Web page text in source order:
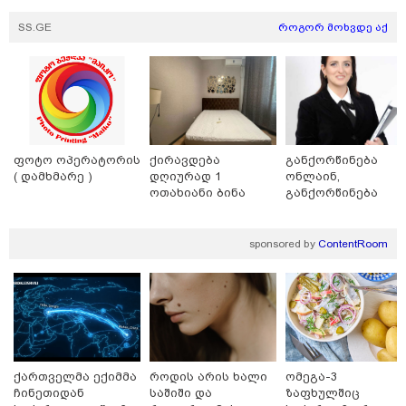
კატეგორიის ყველა სიახლე
სამიზნეების წინააღმდეგ Starlink-
მასკთან მოლაპარაკებებს
აწარმოებს
2008 წლის რუსეთ-საქართველოს
ომიდან 18 წელი გავიდა
SS.GE როგორ მოხვდე აქ
ფოტო ოპერატორის
( დამხმარე )
ქირავდება
დღიურად 1
ოთახიანი ბინა
განქორწინება
ონლაინ,
განქორწინება
ჩამოსვლის
sponsored by ContentRoom
ქართველმა ექიმმა
ჩინეთიდან
როდის არის ხალი
საშიში და
ომეგა-3
ზაფხულშიც